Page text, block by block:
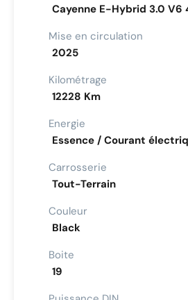
Cayenne E-Hybrid 3.0 V6
Mise en circulation
2025
Kilométrage
12228 Km
Energie
Essence / Courant
Carrosserie
Tout-Terrain
Couleur
Black
Boite
19